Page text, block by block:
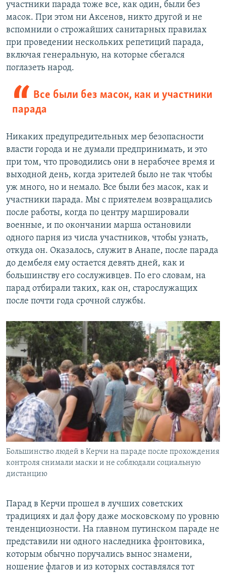
и
й
с
л
а
й
й
с
л
а
й
д
участники парада тоже все, как один, были без
масок. При этом ни Аксенов, никто другой и не
вспомнили о строжайших санитарных правилах
при проведении нескольких репетиций парада,
включая генеральную, на которые сбегался
поглазеть народ.
Все были без масок, как и участники
парада
Никаких предупредительных мер безопасности
власти города и не думали предпринимать, и это
при том, что проводились они в нерабочее время и
выходной день, когда зрителей было не так чтобы
уж много, но и немало. Все были без масок, как и
участники парада. Мы с приятелем возвращались
после работы, когда по центру маршировали
военные, и по окончании марша остановили
одного парня из числа участников, чтобы узнать,
откуда он. Оказалось, служит в Анапе, после парада
до дембеля ему остается девять дней, как и
большинству его сослуживцев. По его словам, на
парад отбирали таких, как он, старослужащих
после почти года срочной службы.
Большинство людей в Керчи на параде после прохождения
контроля снимали маски и не соблюдали социальную
дистанцию
Парад в Керчи прошел в лучших советских
традициях и дал фору даже московскому по уровню
тенденциозности. На главном путинском параде не
представили ни одного наследника фронтовика,
которым обычно поручались вынос знамени,
ношение флагов и из которых составлялся тот